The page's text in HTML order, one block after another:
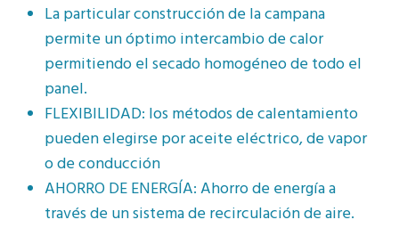
La particular construcción de la campana
permite un óptimo intercambio de calor
permitiendo el secado homogéneo de todo el
panel.
FLEXIBILIDAD: los métodos de calentamiento
pueden elegirse por aceite eléctrico, de vapor
o de conducción
AHORRO DE ENERGÍA: Ahorro de energía a
través de un sistema de recirculación de aire.